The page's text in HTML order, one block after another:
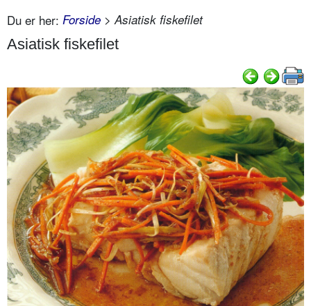
Du er her: Forside > Asiatisk fiskefilet
Asiatisk fiskefilet